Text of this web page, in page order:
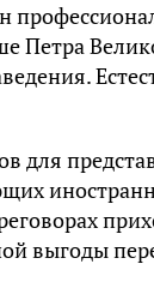
Петра
для
выгоды